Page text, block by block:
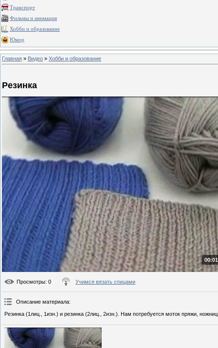
Транспорт
Фильмы и анимация
Хобби и образование
Юмор
Главная » Видео » Хобби и образование
Резинка
Просмотры: 0 Учимся вязать спицами
Описание материала:
Резинка (1лиц., 1изн.) и резинка (2лиц., 2изн.). Нам потребуется моток пряжи,